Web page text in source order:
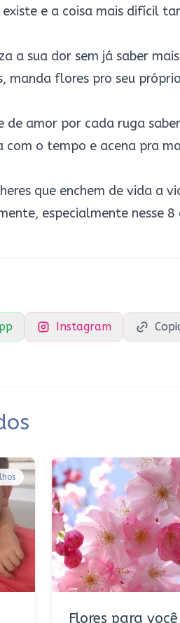
e a coisa mais difícil
a sua dor sem já saber
manda flores pro seu
de amor por cada ruga
com o tempo e acena pra
que enchem de vida a
especialmente nesse
Instagram
Flores para você